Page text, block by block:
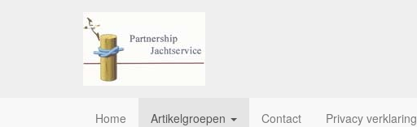
Home Artikelgroepen Contact Privacy verklaring